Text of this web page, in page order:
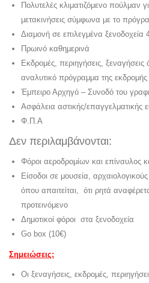
Πολυτελές κλιματιζόμενο πούλμαν
μετακινήσεις σύμφωνα με το
Διαμονή σε επιλεγμένα ξενοδοχεία
Πρωινό καθημερινά
Εκδρομές, περιηγήσεις,
αναλυτικό πρόγραμμα της εκδρομής
Έμπειρο Αρχηγό – Συνοδό του
Ασφάλεια αστικής/επαγγελματικής
Φ.Π.Α
Δεν περιλαμβάνονται:
Φόροι αεροδρομίων και επίναυλος
Είσοδοι σε μουσεία,
όπου απαιτείται, ότι ρητά
προτεινόμενο
Δημοτικοί φόροι στα ξενοδοχεία
Go box (10€)
Σημειώσεις:
Οι ξεναγήσεις, εκδρομές,